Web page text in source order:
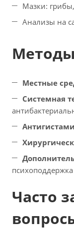
Мазки:
Анализы на
Местные
Системная
психоподдержка
Часто